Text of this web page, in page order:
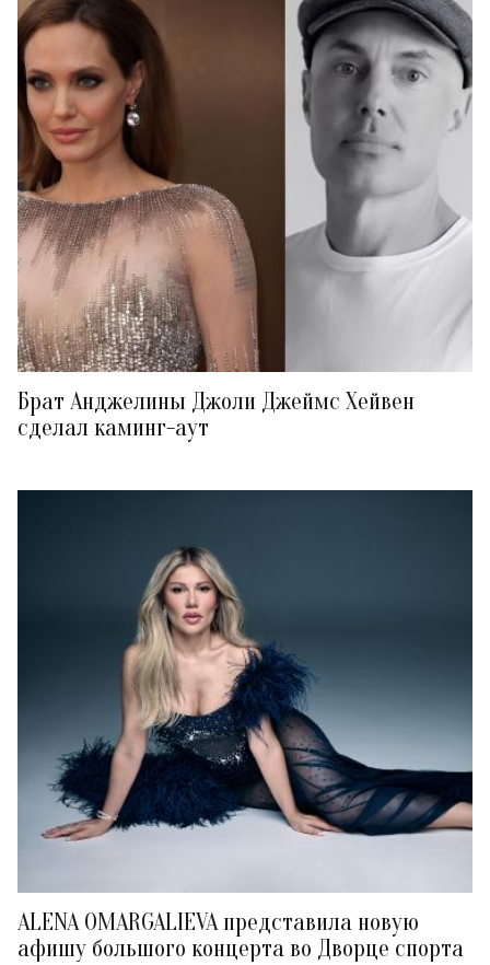
Брат Анджелины Джоли Джеймс Хейвен
сделал каминг-аут
ALENA OMARGALIEVA представила новую
афишу большого концерта во Дворце спорта